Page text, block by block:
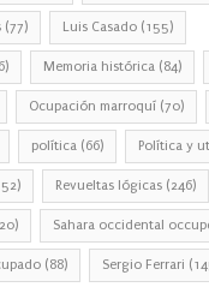
(77) Luis Casado (155)
Memoria histórica (84)
Ocupación marroquí (70)
política (66) Política y
Revueltas lógicas (246)
Sahara occidental
(88) Sergio Ferrari